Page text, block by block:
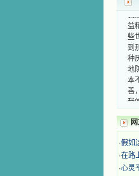
益
些
到
种
地
本
善
我
汹
这
灵
的
人
踏
的
·假如
·在路
·心灵